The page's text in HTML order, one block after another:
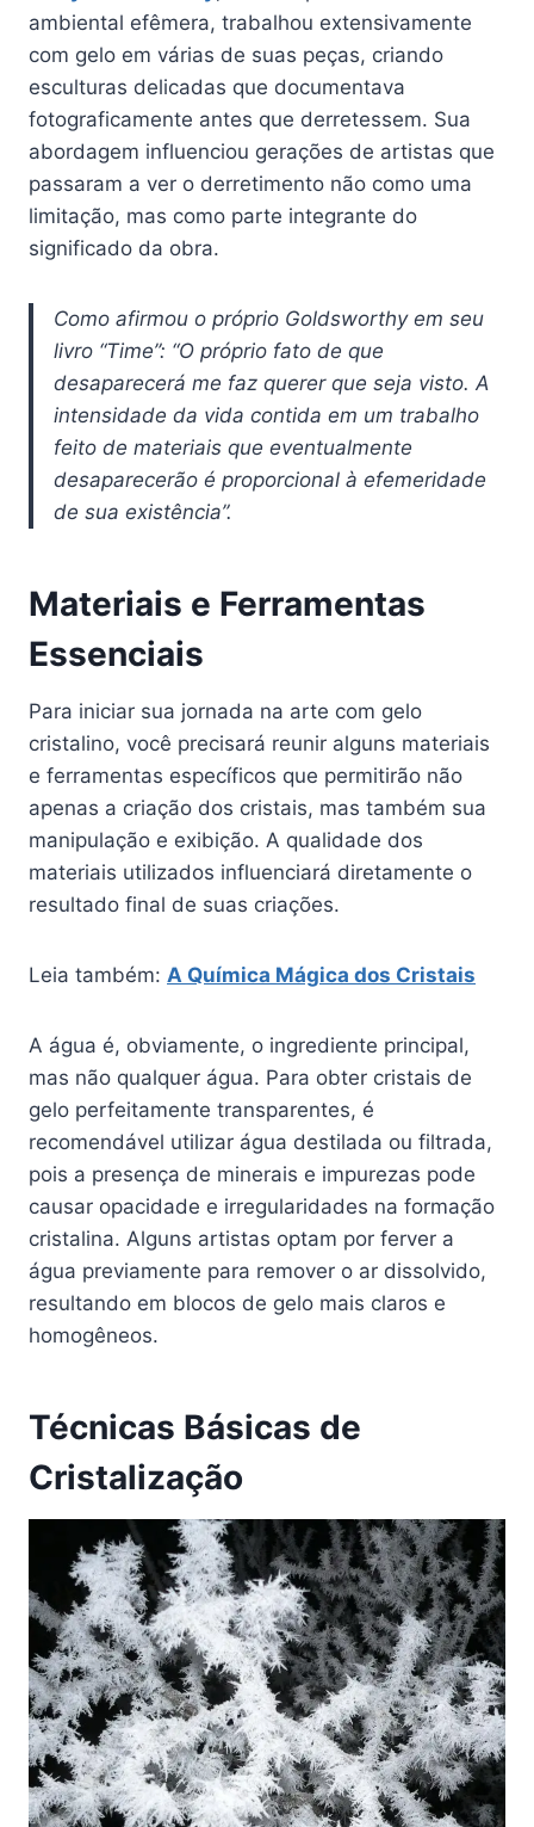
ambiental efêmera, trabalhou extensivamente
com gelo em várias de suas peças, criando
esculturas delicadas que documentava
fotograficamente antes que derretessem. Sua
abordagem influenciou gerações de artistas que
passaram a ver o derretimento não como uma
limitação, mas como parte integrante do
significado da obra.
Como afirmou o próprio Goldsworthy em seu
livro “Time”: “O próprio fato de que
desaparecerá me faz querer que seja visto. A
intensidade da vida contida em um trabalho
feito de materiais que eventualmente
desaparecerão é proporcional à efemeridade
de sua existência”.
Materiais e Ferramentas
Essenciais
Para iniciar sua jornada na arte com gelo
cristalino, você precisará reunir alguns materiais
e ferramentas específicos que permitirão não
apenas a criação dos cristais, mas também sua
manipulação e exibição. A qualidade dos
materiais utilizados influenciará diretamente o
resultado final de suas criações.
Leia também: A Química Mágica dos Cristais
A água é, obviamente, o ingrediente principal,
mas não qualquer água. Para obter cristais de
gelo perfeitamente transparentes, é
recomendável utilizar água destilada ou filtrada,
pois a presença de minerais e impurezas pode
causar opacidade e irregularidades na formação
cristalina. Alguns artistas optam por ferver a
água previamente para remover o ar dissolvido,
resultando em blocos de gelo mais claros e
homogêneos.
Técnicas Básicas de
Cristalização